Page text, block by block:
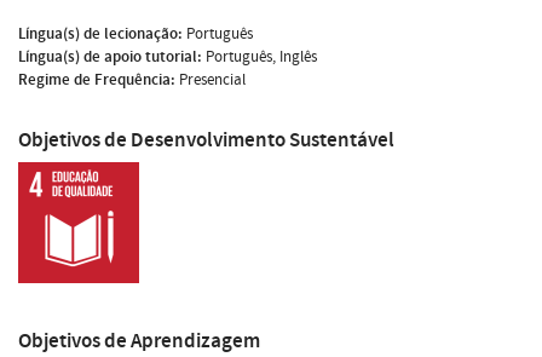
Língua(s) de lecionação: Português
Língua(s) de apoio tutorial: Português, Inglês
Regime de Frequência: Presencial
Objetivos de Desenvolvimento Sustentável
Objetivos de Aprendizagem